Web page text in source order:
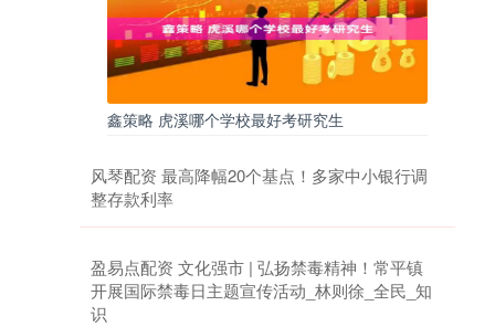
鑫策略 虎溪哪个学校最好考研究生
风琴配资 最高降幅20个基点！多家中小银行调
整存款利率
盈易点配资 文化强市 | 弘扬禁毒精神！常平镇
开展国际禁毒日主题宣传活动_林则徐_全民_知
识